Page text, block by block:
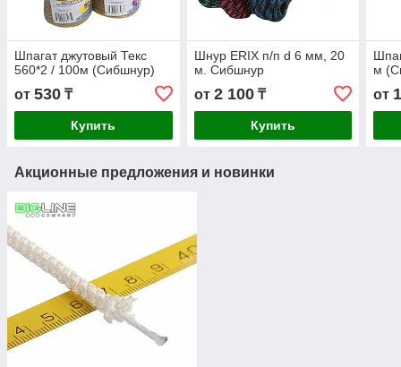
Шпагат джутовый Текс
560*2 / 100м (Сибшнур)
от 530 ₸
Купить
Шнур ERIX п/п d 6 мм, 20
м. Сибшнур
от 2 100₸
Купить
м
от
Акционные предложения и новинки